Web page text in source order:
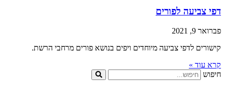
דפי צביעה לפורים
פברואר 9, 2021
קישורים לדפי צביעה מיוחדים ויפים בנושא פורים מרחבי הרשת.
קרא עוד »
חיפוש